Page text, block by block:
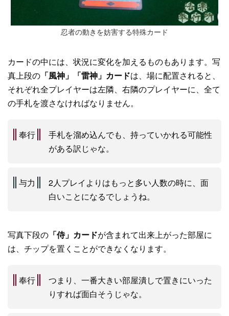
忍者の動きを妨害する特殊カード
カードの中には、状況に変化を加えるものもあります。写
真上段の 「風神」「雷神」カードは、場に配置されると、
それぞれ全プレイヤーは左隣、右隣のプレイヤーに、全て
の手札を渡さなければなりません。
奉行
手札を溜め込んでも、持っていかれる可能性
がある訳じゃな。
与力
2人プレイよりはもっと多い人数の時に、面
白いことになるでしょうね。
写真下段の 「侍」カードが含まれて出来上がった部屋に
は、チップを置くことができなくなります。
奉行
つまり、一番大きい部屋潰しで置きにいった
りすれば面白そうじゃな。